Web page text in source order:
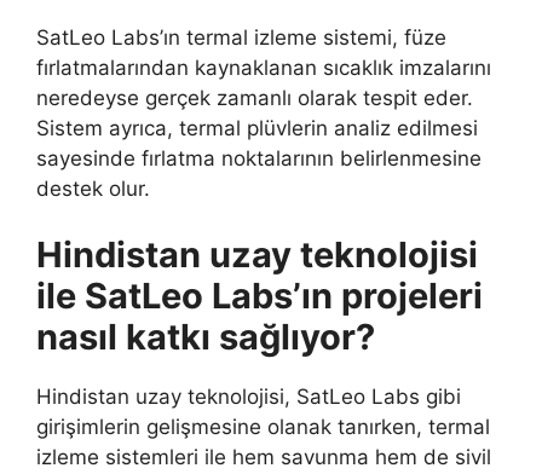
SatLeo Labs’ın termal izleme sistemi, füze
fırlatmalarından kaynaklanan sıcaklık imzalarını
neredeyse gerçek zamanlı olarak tespit eder.
Sistem ayrıca, termal plüvlerin analiz edilmesi
sayesinde fırlatma noktalarının belirlenmesine
destek olur.
Hindistan uzay teknolojisi
ile SatLeo Labs’ın projeleri
nasıl katkı sağlıyor?
Hindistan uzay teknolojisi, SatLeo Labs gibi
girişimlerin gelişmesine olanak tanırken, termal
izleme sistemleri ile hem savunma hem de sivil